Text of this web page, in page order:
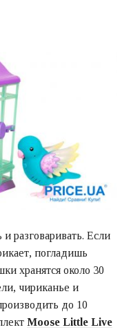
разговаривать. Если
погладишь
хранятся около 30
чириканье и
до 10
Moose Little Live